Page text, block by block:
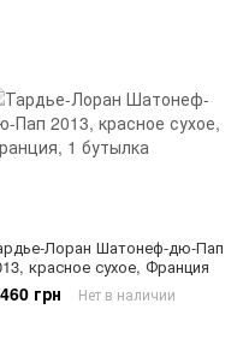
Лоран Шатонеф-дю-Пап
красное сухое, Франция
грн Нет в наличии